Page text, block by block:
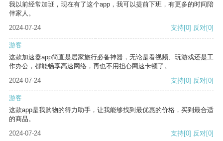
我以前经常加班，现在有了这个app，我可以提前下班，有更多的时间陪
伴家人。
2024-07-24
支持[0] 反对[0]
游客
这款加速器app简直是居家旅行必备神器，无论是看视频、玩游戏还是工
作办公，都能畅享高速网络，再也不用担心网速卡顿了。
2024-07-24
支持[0] 反对[0]
游客
这款app是我购物的得力助手，让我能够找到最优惠的价格，买到最合适
的商品。
2024-07-24
支持[0] 反对[0]